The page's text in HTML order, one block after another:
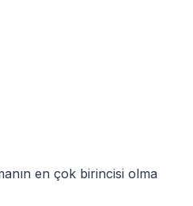
en çok birincisi olma